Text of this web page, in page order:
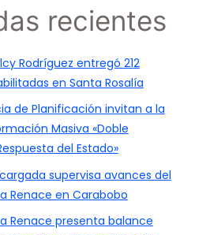
recientes
Rodríguez entregó 212
en Santa Rosalía
de Planificación invitan a la
Masiva «Doble
del Estado»
supervisa avances del
Renace en Carabobo
Renace presenta balance